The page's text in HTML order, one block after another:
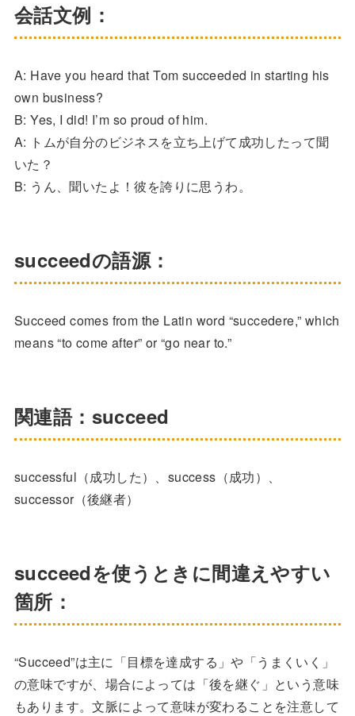
会話文例：
A: Have you heard that Tom succeeded in starting his
own business?
B: Yes, I did! I’m so proud of him.
A: トムが自分のビジネスを立ち上げて成功したって聞
いた？
B: うん、聞いたよ！彼を誇りに思うわ。
succeedの語源：
Succeed comes from the Latin word “succedere,” which
means “to come after” or “go near to.”
関連語：succeed
successful（成功した）、success（成功）、
successor（後継者）
succeedを使うときに間違えやすい
箇所：
“Succeed”は主に「目標を達成する」や「うまくいく」
の意味ですが、場合によっては「後を継ぐ」という意味
もあります。文脈によって意味が変わることを注意して